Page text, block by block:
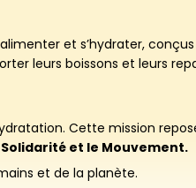
et s’hydrater,
leurs boissons et leurs
Cette mission
et le Mouvement.
et de la planète.